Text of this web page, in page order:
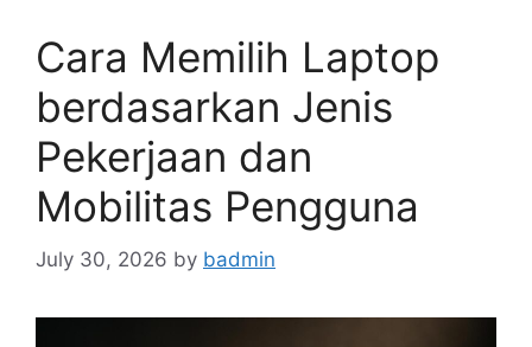
Cara Memilih Laptop
berdasarkan Jenis
Pekerjaan dan
Mobilitas Pengguna
July 30, 2026 by badmin